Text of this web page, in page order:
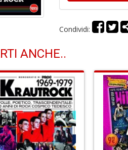
Condividi:
ANCHE..